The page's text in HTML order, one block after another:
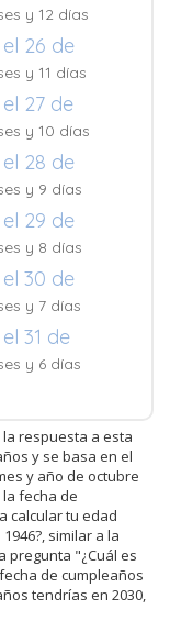
y 12 días
26 de
y 11 días
27 de
y 10 días
28 de
y 9 días
29 de
y 8 días
30 de
y 7 días
31 de
y 6 días
la respuesta a esta
y se basa en el
y año de octubre
fecha de
calcular tu edad
similar a la
pregunta "¿Cuál es
de cumpleaños
tendrías en 2030,